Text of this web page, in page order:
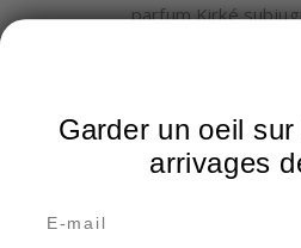
parfum Kirké
fruitées dédiées
tout le monde peut
olfactif porte des
Garder un oeil
arrivages